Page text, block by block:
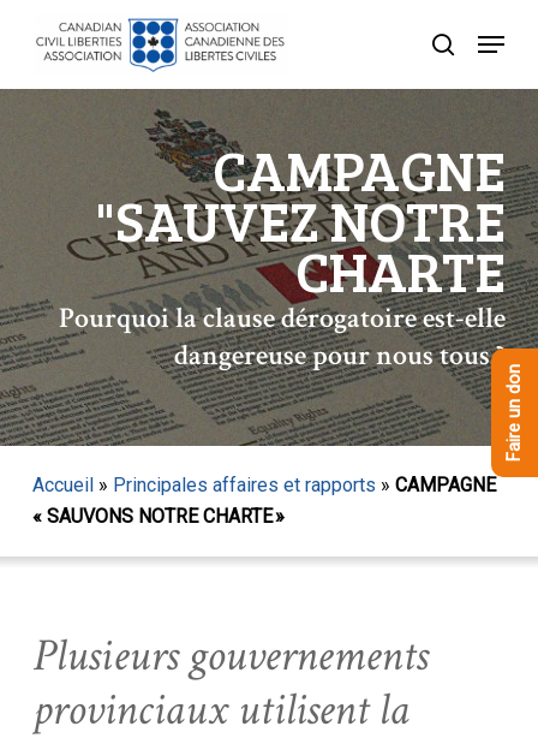
recherche
Menu
CAMPAGNE
"SAUVEZ NOTRE
CHARTE
Pourquoi la clause dérogatoire est-elle
dangereuse pour nous tous ?
Accueil» Principales affaires et rapports » CAMPAGNE
« SAUVONS NOTRE CHARTE »
Plusieurs gouvernements
provinciaux utilisent la
Faire un don